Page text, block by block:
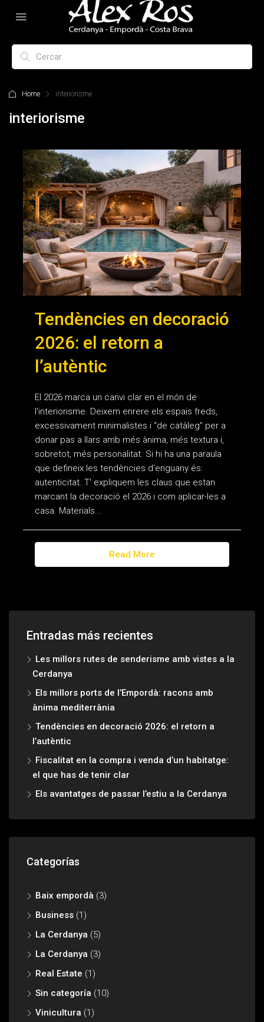
Home interiorisme
interiorisme
Tendències en decoració
2026: el retorn a
l’autèntic
El 2026 marca un canvi clar en el món de
l'interiorisme. Deixem enrere els espais freds,
excessivament minimalistes i “de catàleg” per a
donar pas a llars amb més ànima, més textura i,
sobretot, més personalitat. Si hi ha una paraula
que defineix les tendències d'enguany és:
autenticitat. T' expliquem les claus que estan
marcant la decoració el 2026 i com aplicar-les a
casa. Materials...
Read More
Entradas más recientes
Les millors rutes de senderisme amb vistes a la
Cerdanya
Els millors ports de l’Empordà: racons amb
ànima mediterrània
Tendències en decoració 2026: el retorn a
l’autèntic
Fiscalitat en la compra i venda d’un habitatge:
el que has de tenir clar
Els avantatges de passar l’estiu a la Cerdanya
Categorías
Baix empordà (3)
Business (1)
La Cerdanya (5)
La Cerdanya (3)
Real Estate (1)
Sin categoría (10)
Vinicultura (1)